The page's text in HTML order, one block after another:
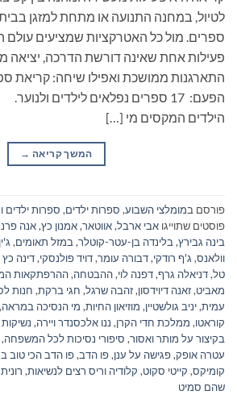
לטיול, במחנה התנועה או מתחת למזגן
ספרים. מול כל האטרקציות שמציעים עולם
פעילות אחת שאינה דורשת הדרכה, יציאה
התארגנות ממושכת ואפילו שיחה: קריאת
הפעם: 17 ספרים נפלאים לילדים
הילדים המקסים מי […]
המשך קריאה →
פורסם במומלצי השבוע, ספרות ילדים, ספרות ילדים
פוסטים שתוייגו אבי ארבל,אווטאר,אמנון כץ,אנה
בינה גבירץ, בלינדה בן-עטר-קוטלר, במזל תאומים,
וולאנס, ג'ף רודקי,דבורה עומר,דויד פולנסקי,דינה
טל,דניאלה גרף,דפנה לוי,ההבטחה,ההרפתקאות
מאביט,זאנה דיוידסון,זהבה שרגל, חגי ברקת, חנות
עמית,יניב גולשטיין, מוזיאון החיות, מי הנסיכה במראה,
קוראטו, ממלכת חדי הקרן, ננו אלכסנדר ויירה,
בקיצור על מותר ואסור, סיפורי נסיכות לכל המשפחה,
עטרה אופק,פגישה על ענן,פו הדב,פו הדב הכי טוב
קומיקס, קייטי סקוט, קלודיה וריס רצים לנשיאות,
שהם סמיט